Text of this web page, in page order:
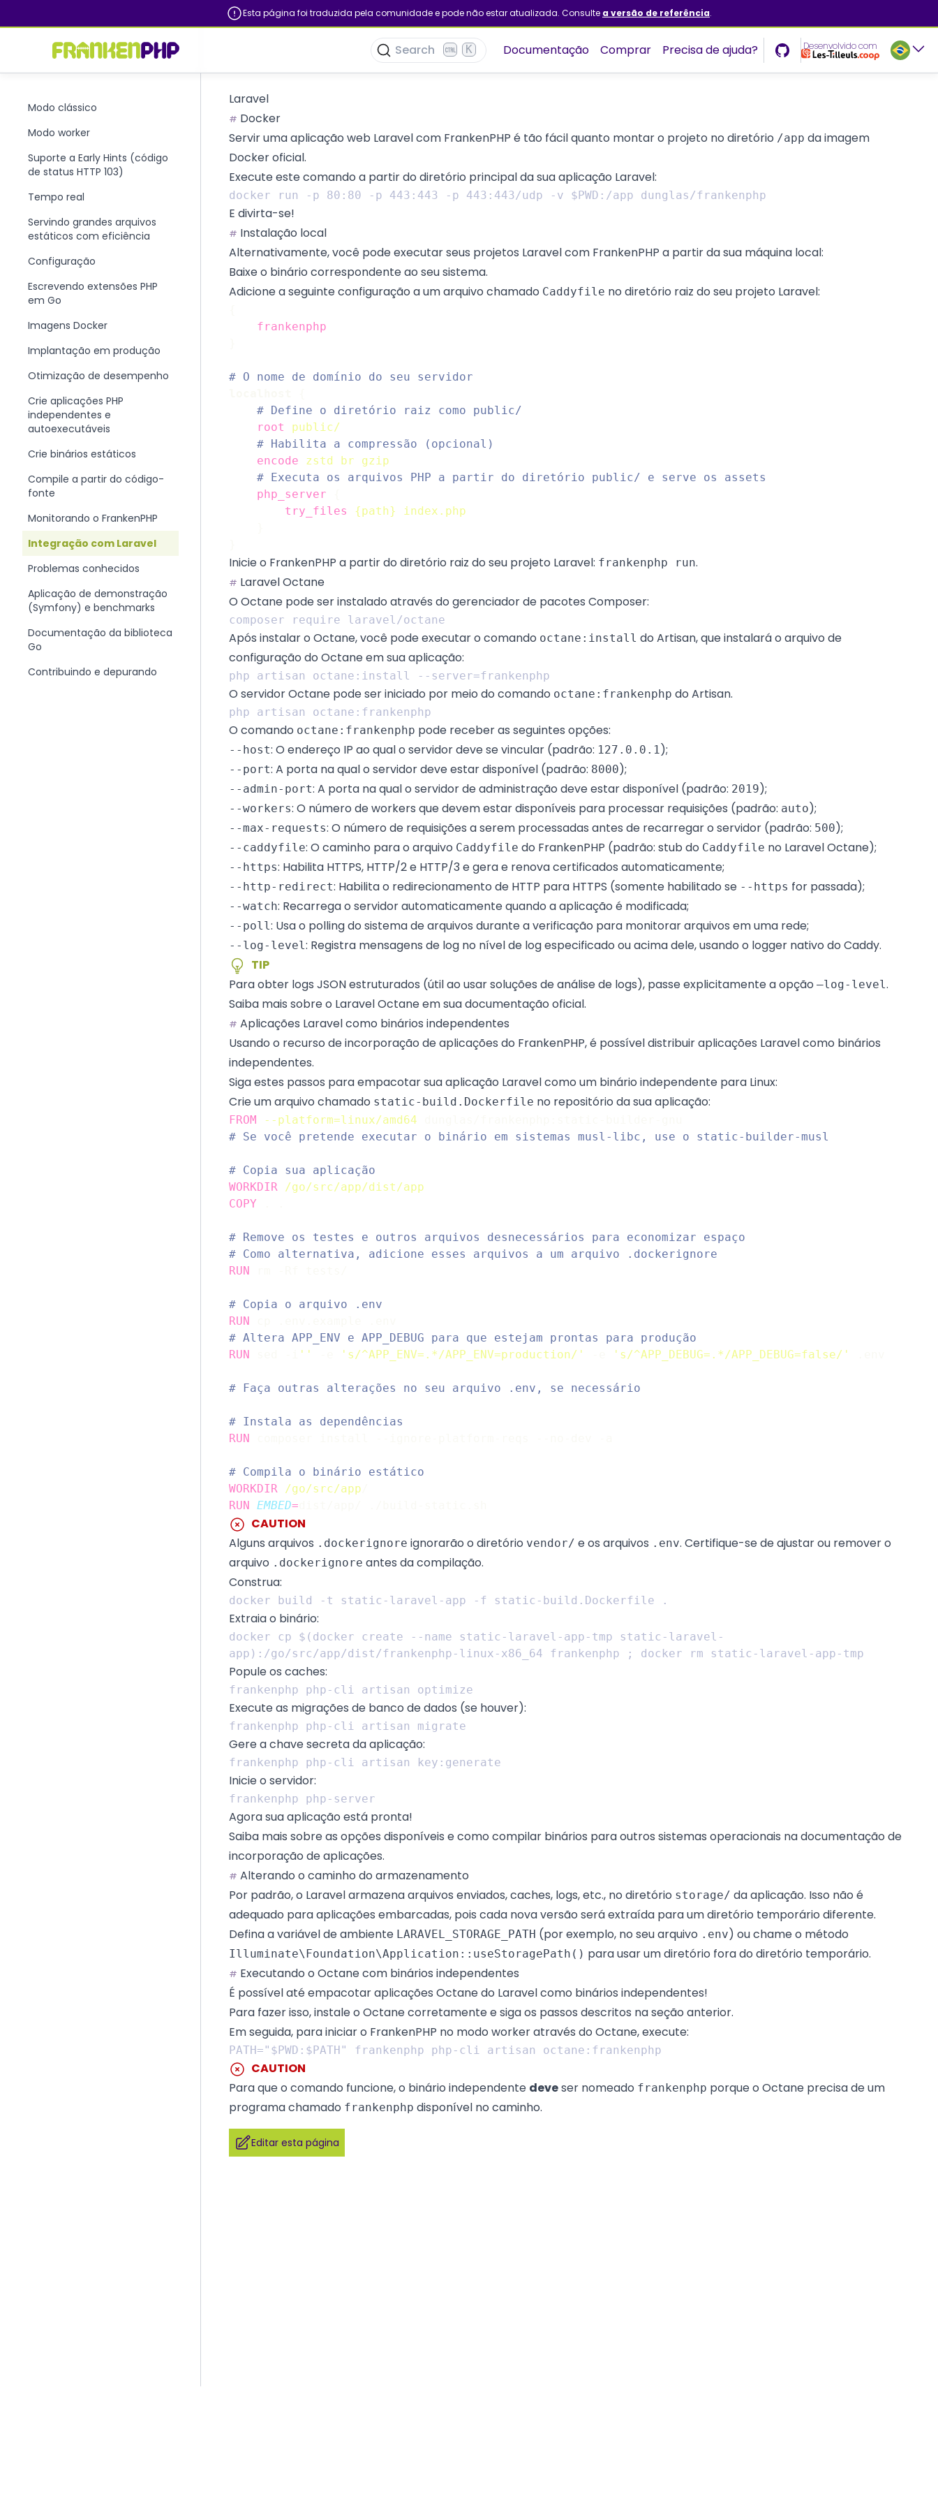
Esta página foi traduzida pela comunidade e pode não estar atualizada. Consulte a versão de referência.
Search K Documentação Comprar Precisa de ajuda? Desenvolvido com
Modo clássico
Modo worker
Suporte a Early Hints (código
de status HTTP 103)
Tempo real
Servindo grandes arquivos
estáticos com eficiência
Configuração
Escrevendo extensões PHP
em Go
Imagens Docker
Implantação em produção
Otimização de desempenho
Crie aplicações PHP
independentes e
autoexecutáveis
Crie binários estáticos
Compile a partir do código-
fonte
Monitorando o FrankenPHP
Integração com Laravel
Problemas conhecidos
Aplicação de demonstração
(Symfony) e benchmarks
Documentação da biblioteca
Go
Contribuindo e depurando
Laravel
# Docker
Servir uma aplicação web Laravelcom FrankenPHP é tão fácil quanto montar o projeto no diretório /app da imagem
Docker oficial.
Execute este comando a partir do diretório principal da sua aplicação Laravel:
E divirta-se!
# Instalação local
Alternativamente, você pode executar seus projetos Laravel com FrankenPHP a partir da sua máquina local:
Baixe o binário correspondente ao seu sistema.
Adicione a seguinte configuração a um arquivo chamado Caddyfile no diretório raiz do seu projeto Laravel:
frankenphp
root
public/
encode
zstd br
gzip
php_server
try_files
{path}
index.php
Inicie o FrankenPHP a partir do diretório raiz do seu projeto Laravel: frankenphp run.
# Laravel Octane
O Octane pode ser instalado através do gerenciador de pacotes Composer:
Após instalar o Octane, você pode executar o comando octane:install do Artisan, que instalará o arquivo de
configuração do Octane em sua aplicação:
O servidor Octane pode ser iniciado por meio do comando octane:frankenphp do Artisan.
O comando octane:frankenphp pode receber as seguintes opções:
--host: O endereço IP ao qual o servidor deve se vincular (padrão: 127.0.0.1);
--port: A porta na qual o servidor deve estar disponível (padrão: 8000);
--admin-port: A porta na qual o servidor de administração deve estar disponível (padrão: 2019);
--workers: O número de workers que devem estar disponíveis para processar requisições (padrão: auto);
--max-requests: O número de requisições a serem processadas antes de recarregar o servidor (padrão: 500);
--caddyfile: O caminho para o arquivo Caddyfile do FrankenPHP (padrão: stub do Caddyfile no Laravel Octane);
--https: Habilita HTTPS, HTTP/2 e HTTP/3 e gera e renova certificados automaticamente;
--http-redirect: Habilita o redirecionamento de HTTP para HTTPS (somente habilitado se --https for passada);
--watch: Recarrega o servidor automaticamente quando a aplicação é modificada;
--poll: Usa o polling do sistema de arquivos durante a verificação para monitorar arquivos em uma rede;
--log-level: Registra mensagens de log no nível de log especificado ou acima dele, usando o logger nativo do Caddy.
TIP
Para obter logs JSON estruturados (útil ao usar soluções de análise de logs), passe explicitamente a opção –log-level.
Saiba mais sobre o Laravel Octane em sua documentação oficial.
# Aplicações Laravel como binários independentes
Usando o recurso de incorporação de aplicações do FrankenPHP, é possível distribuir aplicações Laravel como binários
independentes.
Siga estes passos para empacotar sua aplicação Laravel como um binário independente para Linux:
Crie um arquivo chamado static-build.Dockerfile no repositório da sua aplicação:
FROM --platform=linux/amd64
# Se você pretende executar o binário em sistemas musl-libc, use o static-builder-musl
# Copia sua aplicação
WORKDIR /go/src/app/dist/app
COPY
# Remove os testes e outros arquivos desnecessários para economizar espaço
# Como alternativa, adicione esses arquivos a um arquivo .dockerignore
RUN
# Copia o arquivo .env
RUN
# Altera APP_ENV e APP_DEBUG para que estejam prontas para produção
RUN
'' 's/^APP_ENV=.*/APP_ENV=production/' 's/^APP_DEBUG=.*/APP_DEBUG=false/'
# Faça outras alterações no seu arquivo .env, se necessário
# Instala as dependências
RUN
# Compila o binário estático
WORKDIR /go/src/app
RUN EMBED=
CAUTION
Alguns arquivos .dockerignore ignorarão o diretório vendor/ e os arquivos .env. Certifique-se de ajustar ou remover o
arquivo .dockerignore antes da compilação.
Construa:
Extraia o binário:
docker cp $(docker create --name static-laravel-app-tmp static-laravel-
Popule os caches:
Execute as migrações de banco de dados (se houver):
Gere a chave secreta da aplicação:
Inicie o servidor:
Agora sua aplicação está pronta!
Saiba mais sobre as opções disponíveis e como compilar binários para outros sistemas operacionais na documentação de
incorporação de aplicações.
# Alterando o caminho do armazenamento
Por padrão, o Laravel armazena arquivos enviados, caches, logs, etc., no diretório storage/ da aplicação. Isso não é
adequado para aplicações embarcadas, pois cada nova versão será extraída para um diretório temporário diferente.
Defina a variável de ambiente LARAVEL_STORAGE_PATH (por exemplo, no seu arquivo .env) ou chame o método
Illuminate\Foundation\Application::useStoragePath() para usar um diretório fora do diretório temporário.
# Executando o Octane com binários independentes
É possível até empacotar aplicações Octane do Laravel como binários independentes!
Para fazer isso,instale o Octane corretamentee siga os passos descritos naseção anterior.
Em seguida, para iniciar o FrankenPHP no modo worker através do Octane, execute:
CAUTION
Para que o comando funcione, o binário independente deveser nomeado frankenphp porque o Octane precisa de um
programa chamado frankenphp disponível no caminho.
Editar esta página